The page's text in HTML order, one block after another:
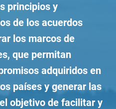
principios y
de los acuerdos
los marcos de
que permitan
adquiridos en
países y generar las
objetivo de facilitar y